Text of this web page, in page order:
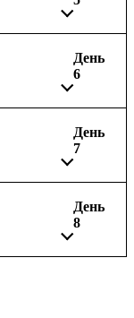
День
6
День
7
День
8